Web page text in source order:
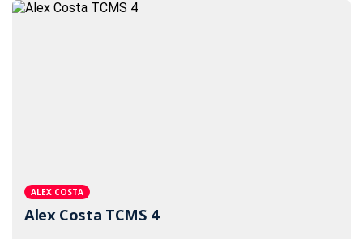
ALEX COSTA
Alex Costa TCMS 4